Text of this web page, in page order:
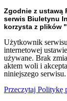
Zgodnie z ustawą
serwis Biuletynu
korzysta z plików
Użytkownik
internetowej
używane. Brak
aktem woli i
niniejszego serwisu.
Przeczytaj Politykę